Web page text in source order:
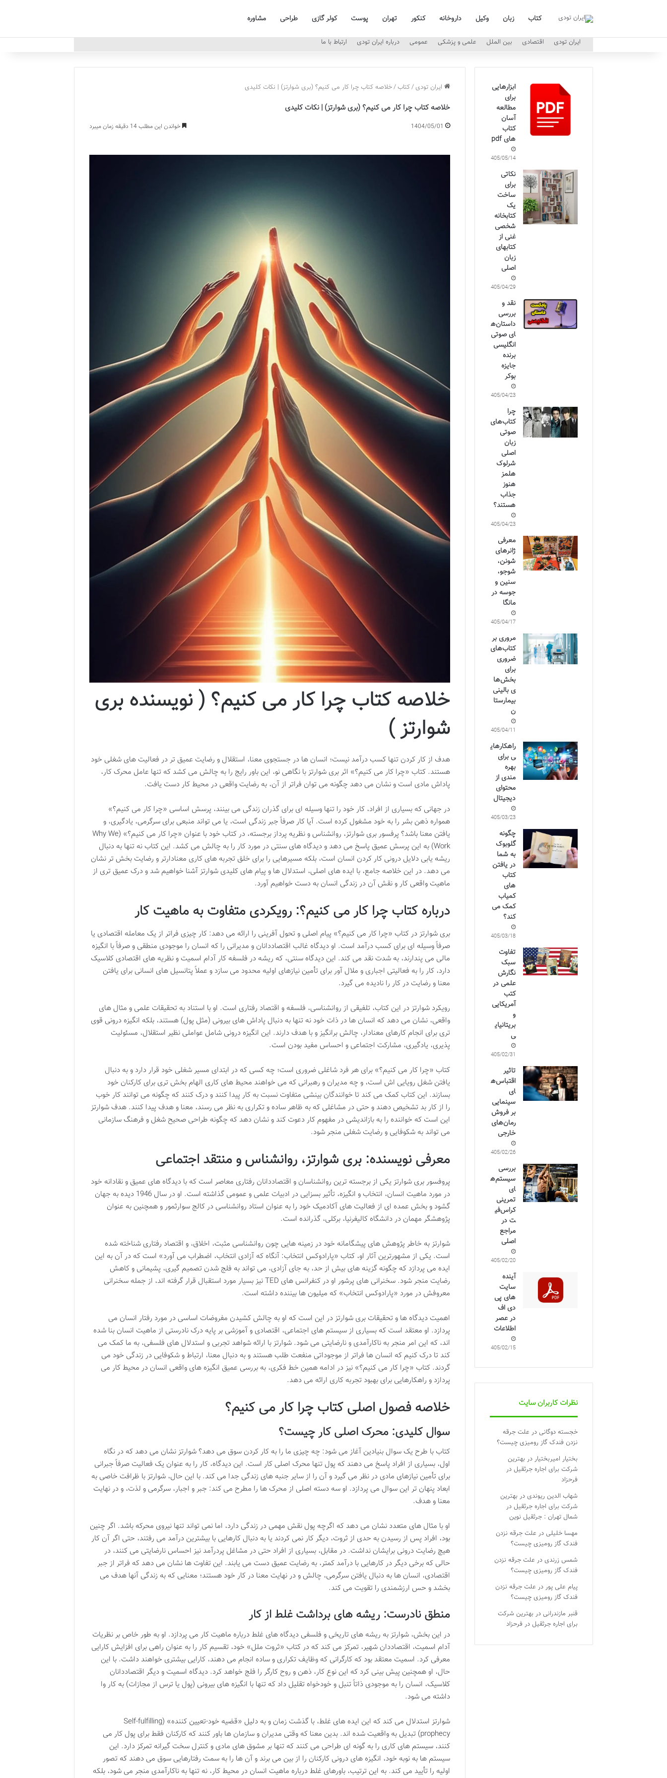
کتاب زبان وکیل داروخانه کنکور تهران پوست کولر گازی طراحی مشاوره
ایران تودی اقتصادی بین الملل علمی و پزشکی عمومی درباره ایران تودی ارتباط با ما
ایران تودی /کتاب /خلاصه کتاب چرا کار می کنیم؟ (بری شوارتز) | نکات کلیدی
خلاصه کتاب چرا کار می کنیم؟ (بری شوارتز) | نکات کلیدی
1404/05/01 خواندن این مطلب 14 دقیقه زمان میبرد
خلاصه کتاب چرا کار می کنیم؟ ( نویسنده بری
شوارتز )
هدف از کار کردن تنها کسب درآمد نیست؛ انسان ها در جستجوی معنا، استقلال و رضایت عمیق تر در فعالیت های شغلی خود
هستند. کتاب «چرا کار می کنیم؟» اثر بری شوارتز با نگاهی نو، این باور رایج را به چالش می کشد که تنها عامل محرک کار،
پاداش مادی است و نشان می دهد چگونه می توان فراتر از آن، به رضایت واقعی در محیط کار دست یافت.
در جهانی که بسیاری از افراد، کار خود را تنها وسیله ای برای گذران زندگی می بینند، پرسش اساسی «چرا کار می کنیم؟»
همواره ذهن بشر را به خود مشغول کرده است. آیا کار صرفاً جبر زندگی است، یا می تواند منبعی برای سرگرمی، یادگیری، و
یافتن معنا باشد؟ پرفسور بری شوارتز، روانشناس و نظریه پرداز برجسته، در کتاب خود با عنوان «چرا کار می کنیم؟» (Why We
Work) به این پرسش عمیق پاسخ می دهد و دیدگاه های سنتی در مورد کار را به چالش می کشد. این کتاب نه تنها به دنبال
ریشه یابی دلایل درونی کار کردن انسان است، بلکه مسیرهایی را برای خلق تجربه های کاری معنادارتر و رضایت بخش تر نشان
می دهد. در این خلاصه جامع، با ایده های اصلی، استدلال ها و پیام های کلیدی شوارتز آشنا خواهیم شد و درک عمیق تری از
ماهیت واقعی کار و نقش آن در زندگی انسان به دست خواهیم آورد.
درباره کتاب چرا کار می کنیم؟: رویکردی متفاوت به ماهیت کار
بری شوارتز در کتاب «چرا کار می کنیم؟» پیام اصلی و تحول آفرینی را ارائه می دهد: کار چیزی فراتر از یک معامله اقتصادی یا
صرفاً وسیله ای برای کسب درآمد است. او دیدگاه غالب اقتصاددانان و مدیرانی را که انسان را موجودی منطقی و صرفاً با انگیزه
مالی می پندارند، به شدت نقد می کند. این دیدگاه سنتی، که ریشه در فلسفه کار آدام اسمیت و نظریه های اقتصادی کلاسیک
دارد، کار را به فعالیتی اجباری و ملال آور برای تأمین نیازهای اولیه محدود می سازد و عملاً پتانسیل های انسانی برای یافتن
معنا و رضایت در کار را نادیده می گیرد.
رویکرد شوارتز در این کتاب، تلفیقی از روانشناسی، فلسفه و اقتصاد رفتاری است. او با استناد به تحقیقات علمی و مثال های
واقعی، نشان می دهد که انسان ها در ذات خود نه تنها به دنبال پاداش های بیرونی (مثل پول) هستند، بلکه انگیزه درونی قوی
تری برای انجام کارهای معنادار، چالش برانگیز و با هدف دارند. این انگیزه درونی شامل عواملی نظیر استقلال، مسئولیت
پذیری، یادگیری، مشارکت اجتماعی و احساس مفید بودن است.
کتاب «چرا کار می کنیم؟» برای هر فرد شاغلی ضروری است؛ چه کسی که در ابتدای مسیر شغلی خود قرار دارد و به دنبال
یافتن شغل رویایی اش است، و چه مدیران و رهبرانی که می خواهند محیط های کاری الهام بخش تری برای کارکنان خود
بسازند. این کتاب کمک می کند تا خوانندگان بینشی متفاوت نسبت به کار پیدا کنند و درک کنند که چگونه می توانند کار خوب
را از کار بد تشخیص دهند و حتی در مشاغلی که به ظاهر ساده و تکراری به نظر می رسند، معنا و هدف پیدا کنند. هدف شوارتز
این است که خواننده را به بازاندیشی در مفهوم کار دعوت کند و نشان دهد که چگونه طراحی صحیح شغل و فرهنگ سازمانی
می تواند به شکوفایی و رضایت شغلی منجر شود.
معرفی نویسنده: بری شوارتز، روانشناس و منتقد اجتماعی
پروفسور بری شوارتز یکی از برجسته ترین روانشناسان و اقتصاددانان رفتاری معاصر است که با دیدگاه های عمیق و نقادانه خود
در مورد ماهیت انسان، انتخاب و انگیزه، تأثیر بسزایی در ادبیات علمی و عمومی گذاشته است. او در سال 1946 دیده به جهان
گشود و بخش عمده ای از فعالیت های آکادمیک خود را به عنوان استاد روانشناسی در کالج سوارثمور و همچنین به عنوان
پژوهشگر مهمان در دانشگاه کالیفرنیا، برکلی، گذرانده است.
شوارتز به خاطر پژوهش های پیشگامانه خود در زمینه هایی چون روانشناسی مثبت، اخلاق، و اقتصاد رفتاری شناخته شده
است. یکی از مشهورترین آثار او، کتاب «پارادوکس انتخاب: آنگاه که آزادی انتخاب، اضطراب می آورد» است که در آن به این
ایده می پردازد که چگونه گزینه های بیش از حد، به جای آزادی، می تواند به فلج شدن تصمیم گیری، پشیمانی و کاهش
رضایت منجر شود. سخنرانی های پرشور او در کنفرانس های TED نیز بسیار مورد استقبال قرار گرفته اند، از جمله سخنرانی
معروفش در مورد «پارادوکس انتخاب» که میلیون ها بیننده داشته است.
اهمیت دیدگاه ها و تحقیقات بری شوارتز در این است که او به چالش کشیدن مفروضات اساسی در مورد رفتار انسان می
پردازد. او معتقد است که بسیاری از سیستم های اجتماعی، اقتصادی و آموزشی بر پایه درک نادرستی از ماهیت انسان بنا شده
اند، که این امر منجر به ناکارآمدی و نارضایتی می شود. شوارتز با ارائه شواهد تجربی و استدلال های فلسفی، به ما کمک می
کند تا درک کنیم که انسان ها فراتر از موجوداتی منفعت طلب هستند و به دنبال معنا، ارتباط و شکوفایی در زندگی خود می
گردند. کتاب «چرا کار می کنیم؟» نیز در ادامه همین خط فکری، به بررسی عمیق انگیزه های واقعی انسان در محیط کار می
پردازد و راهکارهایی برای بهبود تجربه کاری ارائه می دهد.
خلاصه فصول اصلی کتاب چرا کار می کنیم؟
سوال کلیدی: محرک اصلی کار چیست؟
کتاب با طرح یک سوال بنیادین آغاز می شود: چه چیزی ما را به کار کردن سوق می دهد؟ شوارتز نشان می دهد که در نگاه
اول، بسیاری از افراد پاسخ می دهند که پول تنها محرک اصلی کار است. این دیدگاه، کار را به عنوان یک فعالیت صرفاً جبرانی
برای تأمین نیازهای مادی در نظر می گیرد و آن را از سایر جنبه های زندگی جدا می کند. با این حال، شوارتز با ظرافت خاصی به
ابعاد پنهان تر این سوال می پردازد. او سه دسته اصلی از محرک ها را مطرح می کند: جبر و اجبار، سرگرمی و لذت، و در نهایت
معنا و هدف.
او با مثال های متعدد نشان می دهد که اگرچه پول نقش مهمی در زندگی دارد، اما نمی تواند تنها نیروی محرکه باشد. اگر چنین
بود، افراد پس از رسیدن به حدی از ثروت، دیگر کار نمی کردند یا به دنبال کارهایی با بیشترین درآمد می رفتند، حتی اگر آن کار
هیچ رضایت درونی برایشان نداشت. در مقابل، بسیاری از افراد حتی در مشاغل پردرآمد نیز احساس نارضایتی می کنند، در
حالی که برخی دیگر در کارهایی با درآمد کمتر، به رضایت عمیق دست می یابند. این تفاوت ها نشان می دهد که فراتر از جبر
اقتصادی، انسان ها به دنبال یافتن سرگرمی، چالش و در نهایت معنا در کار خود هستند؛ معنایی که به زندگی آنها هدف می
بخشد و حس ارزشمندی را تقویت می کند.
منطق نادرست: ریشه های برداشت غلط از کار
در این بخش، شوارتز به ریشه های تاریخی و فلسفی دیدگاه های غلط درباره ماهیت کار می پردازد. او به طور خاص بر نظریات
آدام اسمیت، اقتصاددان شهیر، تمرکز می کند که در کتاب «ثروت ملل» خود، تقسیم کار را به عنوان راهی برای افزایش کارایی
معرفی کرد. اسمیت معتقد بود که کارگرانی که وظایف تکراری و ساده انجام می دهند، کارایی بیشتری خواهند داشت. با این
حال، او همچنین پیش بینی کرد که این نوع کار، ذهن و روح کارگر را فلج خواهد کرد. دیدگاه اسمیت و دیگر اقتصاددانان
کلاسیک، انسان را به موجودی ذاتاً تنبل و خودخواه تقلیل داد که تنها با انگیزه های بیرونی (پول یا ترس از مجازات) به کار وا
داشته می شود.
شوارتز استدلال می کند که این ایده های غلط، با گذشت زمان و به دلیل «قضیه خود-تعیین کننده» (Self-fulfilling
prophecy) تبدیل به واقعیت شده اند. بدین معنا که وقتی مدیران و سازمان ها باور کنند که کارکنان فقط برای پول کار می
کنند، سیستم های کاری را به گونه ای طراحی می کنند که تنها بر مشوق های مادی و کنترل سخت گیرانه تمرکز دارد. این
سیستم ها به نوبه خود، انگیزه های درونی کارکنان را از بین می برند و آن ها را به سمت رفتارهایی سوق می دهند که تصور
اولیه را تأیید می کند. به این ترتیب، باورهای غلط درباره ماهیت انسان در محیط کار، نه تنها به ناکارآمدی منجر می شود، بلکه
ابزارهایی
برای
مطالعه
آسان
کتاب
های pdf
1405/05/14
نکاتی
برای
ساخت
یک
کتابخانه
شخصی
غنی از
کتابهای
زبان
اصلی
1405/04/29
نقد و
بررسی
داستان‌ه
ای صوتی
انگلیسی
برنده
جایزه
بوکر
1405/04/23
چرا
کتاب‌های
صوتی
زبان
اصلی
شرلوک
هلمز
هنوز
جذاب
هستند؟
1405/04/23
معرفی
ژانرهای
شونن،
شوجو،
سنین و
جوسه در
مانگا
1405/04/17
مروری بر
کتاب‌های
ضروری
برای
بخش‌ها
ی بالینی
بیمارستا
ن
1405/04/11
راهکارهای
ی برای
بهره
مندی از
محتوای
دیجیتال
1405/03/23
چگونه
گلوبوک
به شما
در یافتن
کتاب
های
کمیاب
کمک می
کند؟
1405/03/18
تفاوت
سبک
نگارش
علمی در
کتب
آمریکایی
و
بریتانیای
ی
1405/02/31
تاثیر
اقتباس‌ه
ای
سینمایی
بر فروش
رمان‌های
خارجی
1405/02/26
بررسی
سیستم‌ه
ای
تمرینی
کراس‌فی
ت در
مراجع
اصلی
1405/02/20
آینده
سایت
های پی
دی اف
در عصر
اطلاعات
1405/02/15
نظرات کاربران سایت
خجسته دوگانی در علت جرقه
نزدن فندک گاز رومیزی چیست؟
بختیار امیربختیار در بهترین
شرکت برای اجاره جرثقیل در
فرحزاد
شهاب الدین ریوندی در بهترین
شرکت برای اجاره جرثقیل در
شمال تهران : جرثقیل نوین
مهسا خلیلی در علت جرقه نزدن
فندک گاز رومیزی چیست؟
شمس زرندی در علت جرقه نزدن
فندک گاز رومیزی چیست؟
پیام علی پور در علت جرقه نزدن
فندک گاز رومیزی چیست؟
قنبر مازندرانی در بهترین شرکت
برای اجاره جرثقیل در فرحزاد